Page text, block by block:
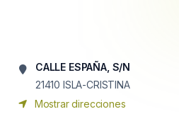
CALLE ESPAÑA, S/N
21410 ISLA-CRISTINA
Mostrar direcciones